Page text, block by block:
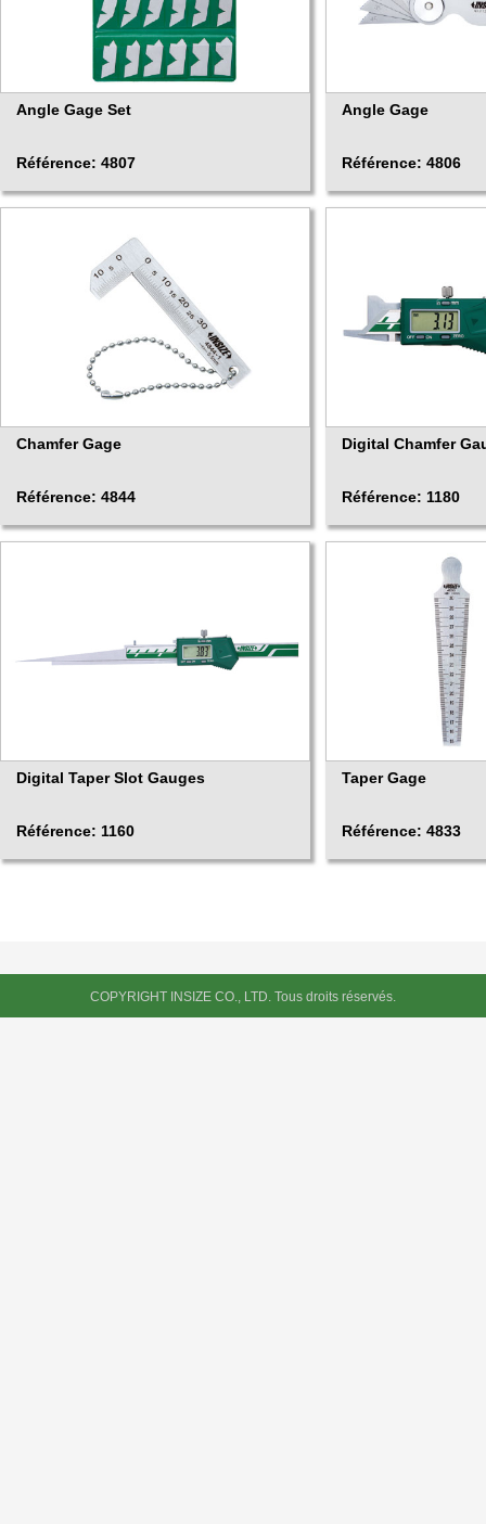
Angle Gage Set
Référence: 4807
Angle Gage
Référence: 4806
Chamfer Gage
Référence: 4844
Digital Chamfer
Référence: 1180
Digital Taper Slot Gauges
Référence: 1160
Taper Gage
Référence: 4833
COPYRIGHT INSIZE CO., LTD. Tous droits réservés.